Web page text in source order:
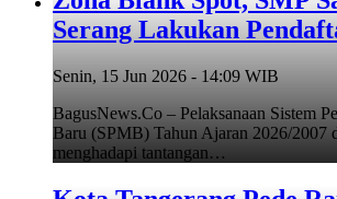
Serang Lakukan
Senin, 15 Jun 2026 - 14:09 WIB
BagusNews.Co – Pelaksanaan Sistem
Baru (SPMB) Tahun Ajaran 2026/2007
menghadapi tantangan…